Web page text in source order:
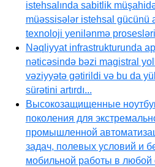
istehsalında sabitlik
müəssisələr istehsal gücünü
texnoloji yenilənmə
Nəqliyyat infrastrukturunda
nəticəsində bəzi magistral
vəziyyətə gətirildi və bu da
sürətini artırdı...
Высокозащищенные
поколения для
промышленной
задач, полевых условий и
мобильной работы в любой